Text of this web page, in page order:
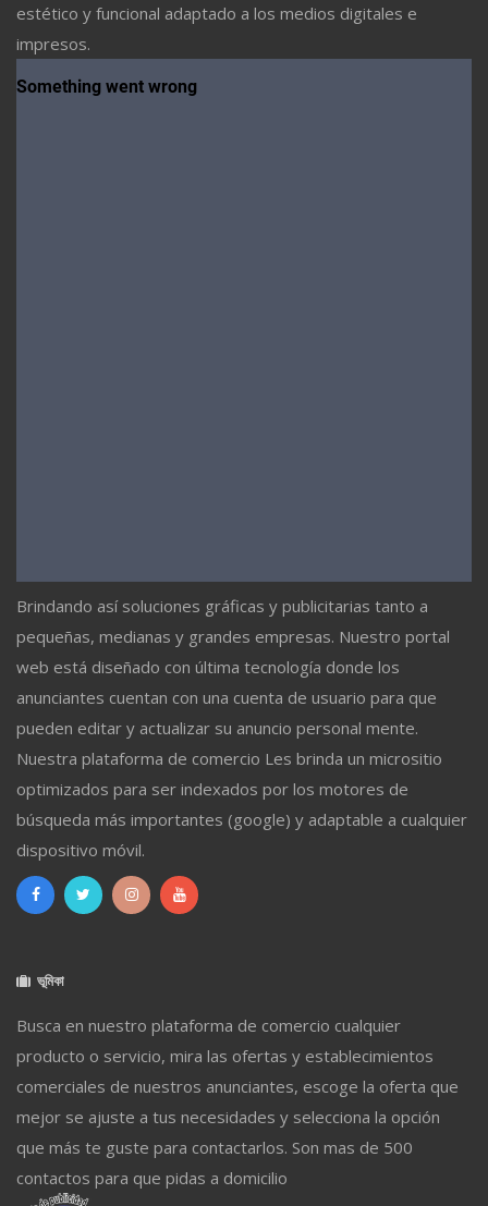
estético y funcional adaptado a los medios digitales e
impresos.
Brindando así soluciones gráficas y publicitarias tanto a
pequeñas, medianas y grandes empresas. Nuestro portal
web está diseñado con última tecnología donde los
anunciantes cuentan con una cuenta de usuario para que
pueden editar y actualizar su anuncio personal mente.
Nuestra plataforma de comercio Les brinda un micrositio
optimizados para ser indexados por los motores de
búsqueda más importantes (google) y adaptable a cualquier
dispositivo móvil.
ভূমিকা
Busca en nuestro plataforma de comercio cualquier
producto o servicio, mira las ofertas y establecimientos
comerciales de nuestros anunciantes, escoge la oferta que
mejor se ajuste a tus necesidades y selecciona la opción
que más te guste para contactarlos. Son mas de 500
contactos para que pidas a domicilio